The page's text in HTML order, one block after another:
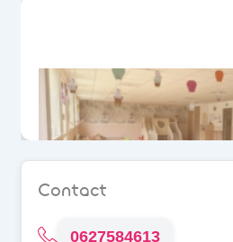
Se pré-
Contact
0627584613